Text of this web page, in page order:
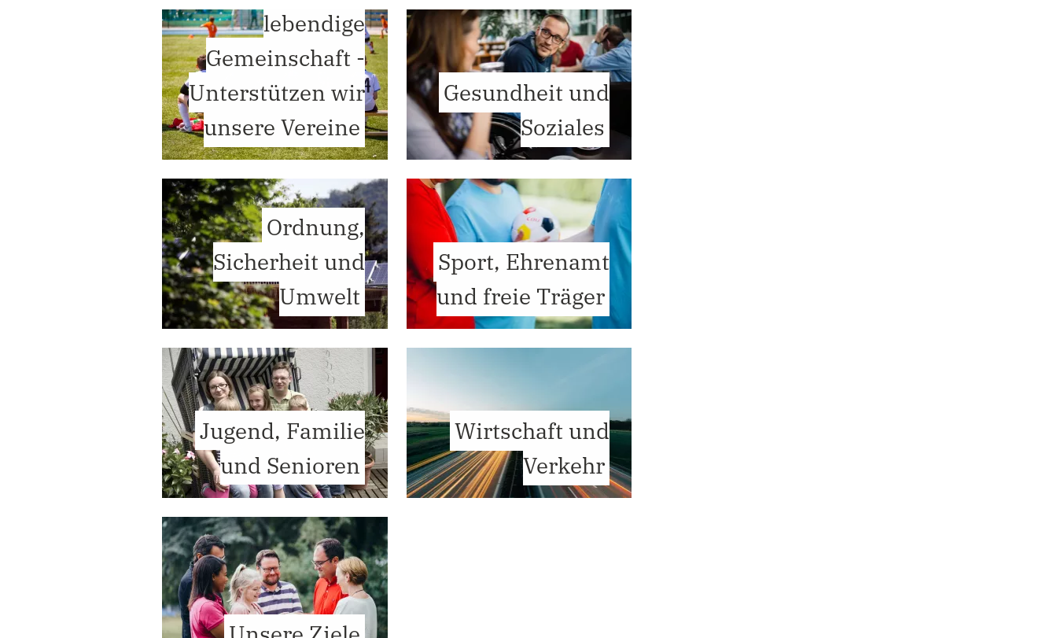
lebendige
Gemeinschaft -
Unterstützen wir
unsere Vereine
Gesundheit und
Soziales
Ordnung,
Sicherheit und
Umwelt
Sport, Ehrenamt
und freie Träger
Jugend, Familie
und Senioren
Wirtschaft und
Verkehr